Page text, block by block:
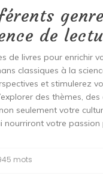
de
de livres pour enrichir
classiques à la
et stimulerez
des thèmes,
seulement votre
nourriront votre passion
mots